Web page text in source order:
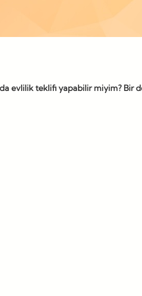
evlilik teklifi yapabilir miyim? Bir